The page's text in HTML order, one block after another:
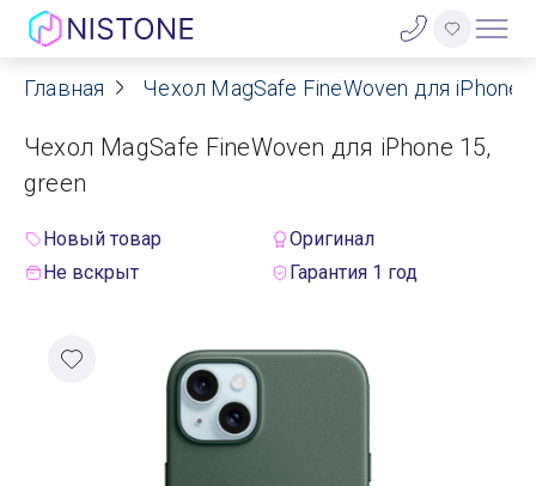
Акции
О нас
Договор оферты
Реквизиты
Контакты
Гарантия
Главная Чехол MagSafe FineWoven для iPhone
Чехол MagSafe FineWoven для iPhone 15,
green
Новый товар
Оригинал
Не вскрыт
Гарантия 1 год